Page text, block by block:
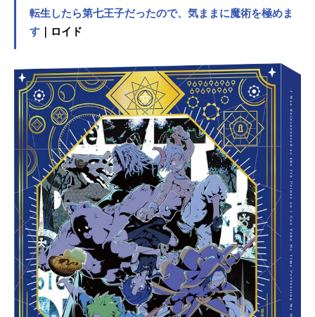
コーチを引き受ける。才能を開花さ
は栄光の“メダリスト”を目指す――!
作品名メダリスト放送形態TVアニメ
スケジュール2025年1月4日（土）～
2025年3月29日（土）テレビ朝日系
にて話数全13話キャスト結束いの
り：春瀬なつみ明浦路司：大塚剛央
狼嵜光：市ノ瀬加那夜鷹純：内田雄
馬鴗鳥理凰：小市眞琴鴗鳥慎一郎：
坂泰斗三家田涼佳：木野日菜那智鞠
緒：戸田めぐみ大和絵馬：小岩井こ
とり蛇崩遊大：三宅貴大鹿本すず：
伊藤彩沙高峰瞳：加藤英美里結束の
ぞみ：小清水亜美瀬古間衛：村治学
スタッフ原作：つるまいかだ（講談
社「アフタヌーン」連載）監督：山
本靖貴シリーズ構成・脚本：花田十
輝キャラクターデザイン：亀山千夏
転生したら第七王子だったので、気ままに魔術を極めま
す ｜ロイド